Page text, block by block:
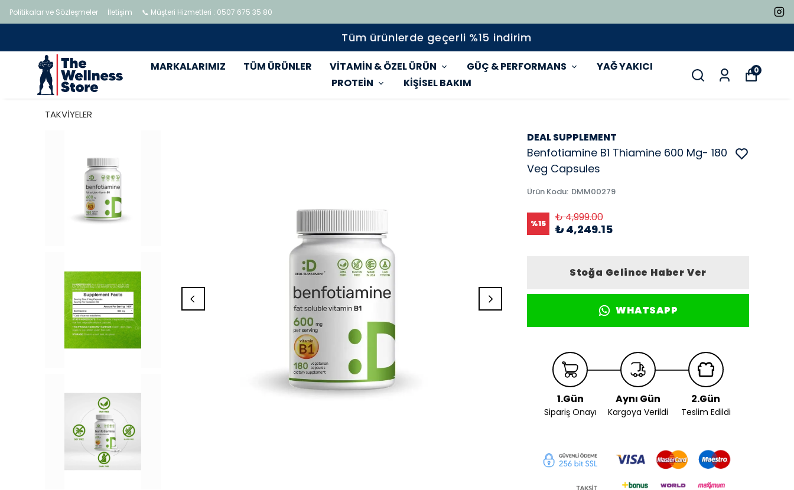
Politikalar ve Sözleşmeler İletişim 📞 Müşteri Hizmetleri : 0507 675 35 80
Tüm ürünlerde geçerli %15 indirim
MARKALARIMIZ TÜM ÜRÜNLER VİTAMİN & ÖZEL ÜRÜN GÜÇ & PERFORMANS
YAĞ YAKICI
PROTEİN
KİŞİSEL BAKIM
0
TAKVİYELER
DEAL SUPPLEMENT
Benfotiamine B1 Thiamine 600 Mg- 180
Veg Capsules
Ürün Kodu: DMM00279
%15 ₺ 4,999.00
₺ 4,249.15
Stoğa Gelince Haber Ver
WHATSAPP
1.Gün
Sipariş Onayı
Aynı Gün
Kargoya Verildi
2.Gün
Teslim Edildi